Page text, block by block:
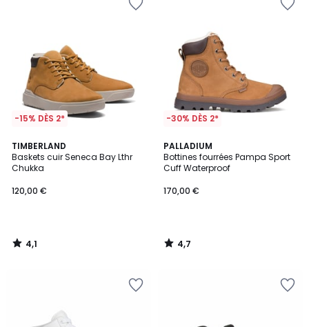
-15% DÈS 2*
TIMBERLAND
Baskets cuir Seneca Bay Lthr
Chukka
120,00 €
4,1
/ 5
4,1
/
-30% DÈS 2*
PALLADIUM
Bottines fourrées Pampa Sport
Cuff Waterproof
170,00 €
4,7
/ 5
4,7
/